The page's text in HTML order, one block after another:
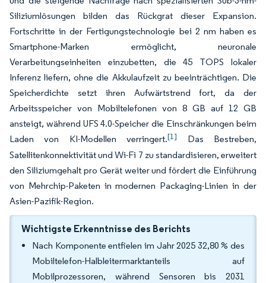
Siliziumlösungen bilden das Rückgrat dieser Expansion.
Fortschritte in der Fertigungstechnologie bei 2 nm haben es
Smartphone-Marken ermöglicht, neuronale
Verarbeitungseinheiten einzubetten, die 45 TOPS lokaler
Inferenz liefern, ohne die Akkulaufzeit zu beeinträchtigen. Die
Speicherdichte setzt ihren Aufwärtstrend fort, da der
Arbeitsspeicher von Mobiltelefonen von 8 GB auf 12 GB
ansteigt, während UFS 4.0-Speicher die Einschränkungen beim
Laden von KI-Modellen verringert.[1]
Das Bestreben,
Satellitenkonnektivität und Wi-Fi 7 zu standardisieren, erweitert
den Siliziumgehalt pro Gerät weiter und fördert die Einführung
von Mehrchip-Paketen in modernen Packaging-Linien in der
Asien-Pazifik-Region.
Wichtigste Erkenntnisse des Berichts
Nach Komponente entfielen im Jahr 2025 32,80 % des
Mobiltelefon-Halbleitermarktanteils auf
Mobilprozessoren, während Sensoren bis 2031